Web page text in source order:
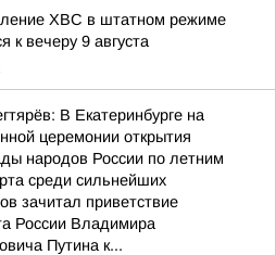
ХВС в штатном режиме
к вечеру 9 августа
В Екатеринбурге на
церемонии открытия
народов России по летним
среди сильнейших
зачитал приветствие
России Владимира
Путина к...